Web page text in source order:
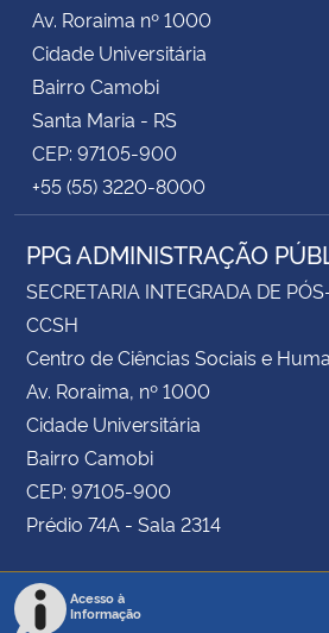
Av. Roraima nº 1000
Cidade Universitária
Bairro Camobi
Santa Maria - RS
CEP: 97105-900
+55 (55) 3220-8000
PPG ADMINISTRAÇÃO
SECRETARIA INTEGRADA DE
CCSH
Centro de Ciências Sociais e
Av. Roraima, nº 1000
Cidade Universitária
Bairro Camobi
CEP: 97105-900
Prédio 74A - Sala 2314
Acesso à
Informação